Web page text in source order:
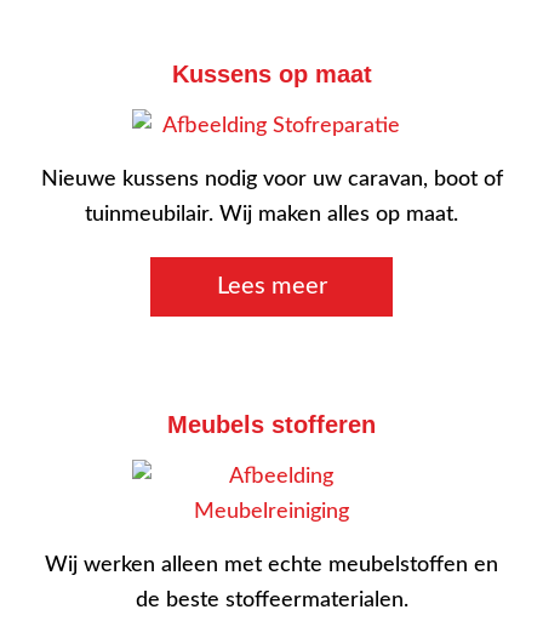
Kussens op maat
Nieuwe kussens nodig voor uw caravan, boot of
tuinmeubilair. Wij maken alles op maat.
Lees meer
Meubels stofferen
Wij werken alleen met echte meubelstoffen en
de beste stoffeermaterialen.